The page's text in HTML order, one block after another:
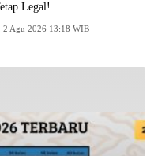
Legal!
Minggu, 2 Agu 2026 13:18 WIB